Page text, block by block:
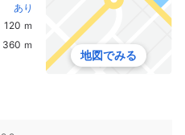
あり
120 ｍ
360 ｍ
地図でみる